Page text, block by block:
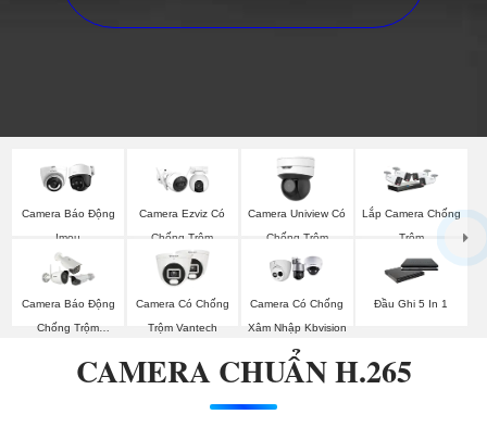
Camera Báo Động
Imou
Camera Ezviz Có
Chống Trộm
Camera Uniview Có
Chống Trộm
Lắp Camera Chống
Trộm
Camera Báo Động
Chống Trộm
Camera Có Chống
Trộm Vantech
Camera Có Chống
Xâm Nhập Kbvision
Đầu Ghi 5 In 1
CAMERA CHUẨN H.265